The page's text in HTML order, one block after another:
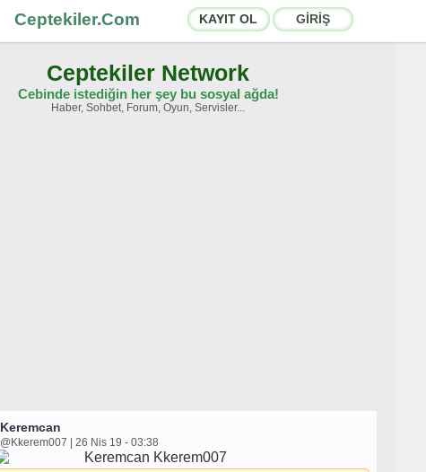
Ceptekiler.Com KAYIT OL GİRİŞ
Sosyal Paylaşımlar
Ceptekiler Network
Cebinde istediğin her şey bu sosyal ağda!
Haber, Sohbet, Forum, Oyun, Servisler...
Keremcan
@Kkerem007 | 26 Nis 19 - 03:38